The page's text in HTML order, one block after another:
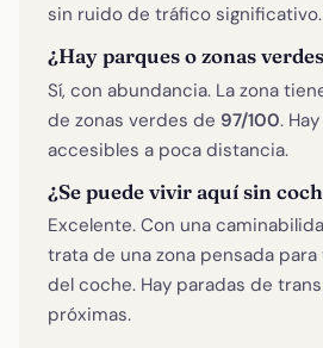
sin ruido de tráfico significativo.
¿Hay parques o zonas
Sí, con abundancia. La zona
de zonas verdes de 97/100.
accesibles a poca distancia.
¿Se puede vivir aquí sin
Excelente. Con una
trata de una zona pensada
del coche. Hay paradas de
próximas.